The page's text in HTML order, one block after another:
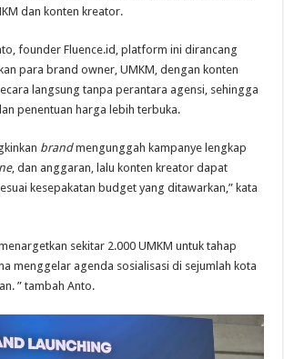
dan konten kreator.
founder Fluence.id, platform ini dirancang
para brand owner, UMKM, dengan konten
langsung tanpa perantara agensi, sehingga
penentuan harga lebih terbuka.
brandmengunggah kampanye lengkap
, dan anggaran, lalu konten kreator dapat
kesepakatan budget yang ditawarkan,” kata
sekitar 2.000 UMKM untuk tahap
menggelar agenda sosialisasi di sejumlah kota
” tambah Anto.